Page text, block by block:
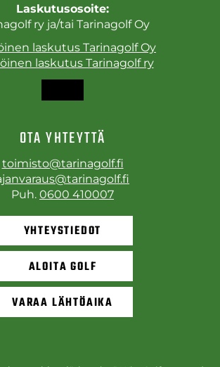
Laskutusosoite:
ry ja/tai Tarinagolf Oy
laskutus Tarinagolf Oy
laskutus Tarinagolf ry
OTA YHTEYTTÄ
toimisto@tarinagolf.fi
Puh. 0600 410007
YHTEYSTIEDOT
ALOITA GOLF
VARAA LÄHTÖAIKA